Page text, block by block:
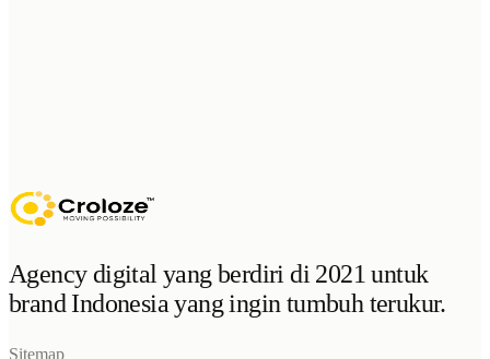
Agency digital yang berdiri di 2021 untuk
brand Indonesia yang ingin tumbuh terukur.
Sitemap